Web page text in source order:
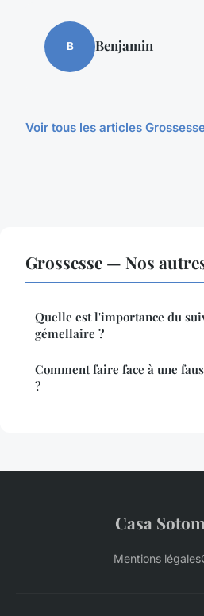
B Benjamin
Voir tous les articles
Grossesse — Nos
Quelle est l'importance du
gémellaire ?
Comment faire face à une
?
Casa
Mentions légales